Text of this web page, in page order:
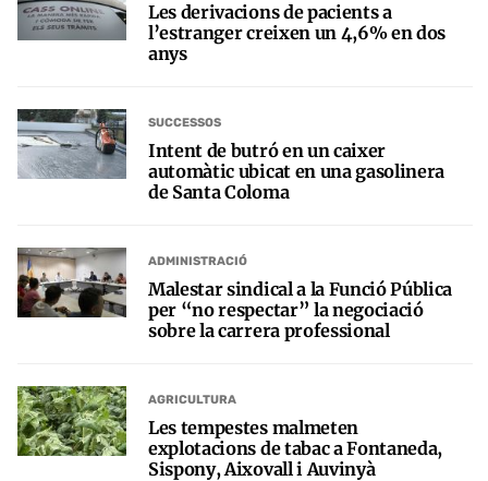
Les derivacions de pacients a
l’estranger creixen un 4,6% en dos
anys
SUCCESSOS
Intent de butró en un caixer
automàtic ubicat en una gasolinera
de Santa Coloma
ADMINISTRACIÓ
Malestar sindical a la Funció Pública
per “no respectar” la negociació
sobre la carrera professional
AGRICULTURA
Les tempestes malmeten
explotacions de tabac a Fontaneda,
Sispony, Aixovall i Auvinyà